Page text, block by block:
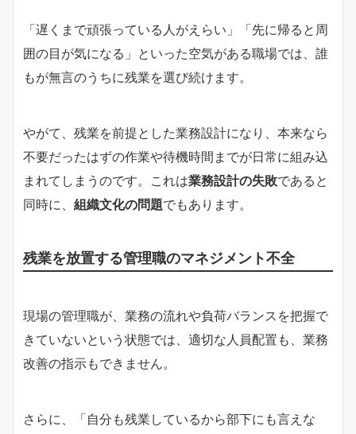
「遅くまで頑張っている人がえらい」「先に帰ると周
囲の目が気になる」といった空気がある職場では、誰
もが無言のうちに残業を選び続けます。
やがて、残業を前提とした業務設計になり、本来なら
不要だったはずの作業や待機時間までが日常に組み込
まれてしまうのです。これは業務設計の失敗であると
同時に、 組織文化の問題でもあります。
残業を放置する管理職のマネジメント不全
現場の管理職が、業務の流れや負荷バランスを把握で
きていないという状態では、適切な人員配置も、業務
改善の指示もできません。
さらに、「自分も残業しているから部下にも言えな